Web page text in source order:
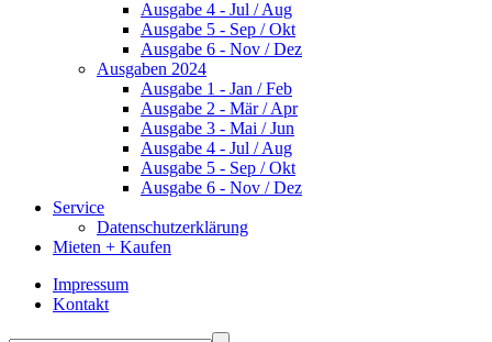
Ausgabe 4 - Jul / Aug
Ausgabe 5 - Sep / Okt
Ausgabe 6 - Nov / Dez
Ausgaben 2024
Ausgabe 1 - Jan / Feb
Ausgabe 2 - Mär / Apr
Ausgabe 3 - Mai / Jun
Ausgabe 4 - Jul / Aug
Ausgabe 5 - Sep / Okt
Ausgabe 6 - Nov / Dez
Service
Datenschutzerklärung
Mieten + Kaufen
Impressum
Kontakt